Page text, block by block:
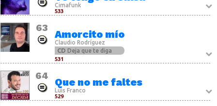
Cimafunk
533
63
Amorcito mío
Claudio Rodríguez
CD Deja que te diga
531
64
Que no me faltes
Luis Franco
529